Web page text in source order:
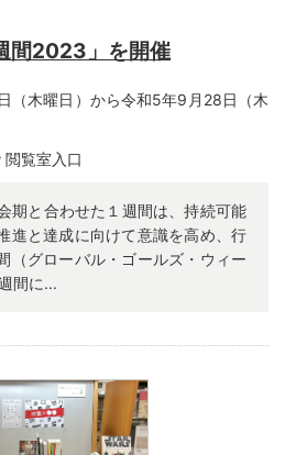
間2023」を開催
（木曜日）から令和5年9月28日（木
覧室入口
期と合わせた１週間は、持続可能
進と達成に向けて意識を高め、行
（グローバル・ゴールズ・ウィー
間に...